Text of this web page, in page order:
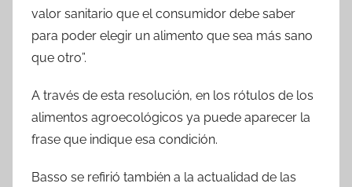
valor sanitario que el consumidor debe saber
para poder elegir un alimento que sea más sano
que otro”.
A través de esta resolución, en los rótulos de los
alimentos agroecológicos ya puede aparecer la
frase que indique esa condición.
Basso se refirió también a la actualidad de las